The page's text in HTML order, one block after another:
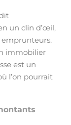
un clin d’œil,
emprunteurs.
immobilier
est un
l’on pourrait